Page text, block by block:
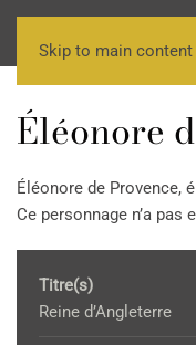
Skip to main content
Éléonore
Éléonore de Provence,
Ce personnage n’a
Titre(s)
Reine d’Angleterre